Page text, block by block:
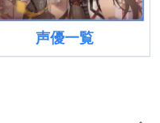
声優一覧